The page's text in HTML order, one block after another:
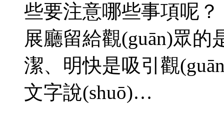
些要注意哪些事項呢
展廳留給觀(guān)眾的是
潔、明快是吸引觀
文字說(shuō)…